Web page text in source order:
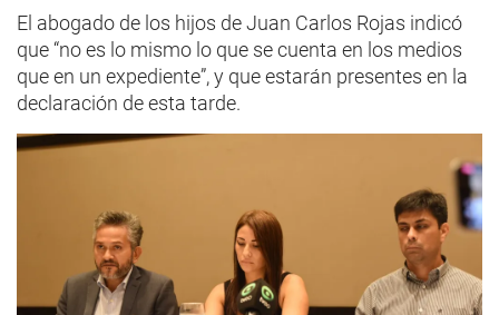
El abogado de los hijos de Juan Carlos Rojas indicó
que “no es lo mismo lo que se cuenta en los medios
que en un expediente”, y que estarán presentes en la
declaración de esta tarde.